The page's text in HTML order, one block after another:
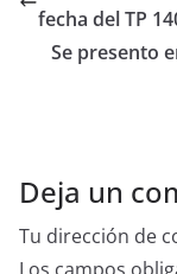
fecha del TP
Se presento
Deja un
Tu dirección de